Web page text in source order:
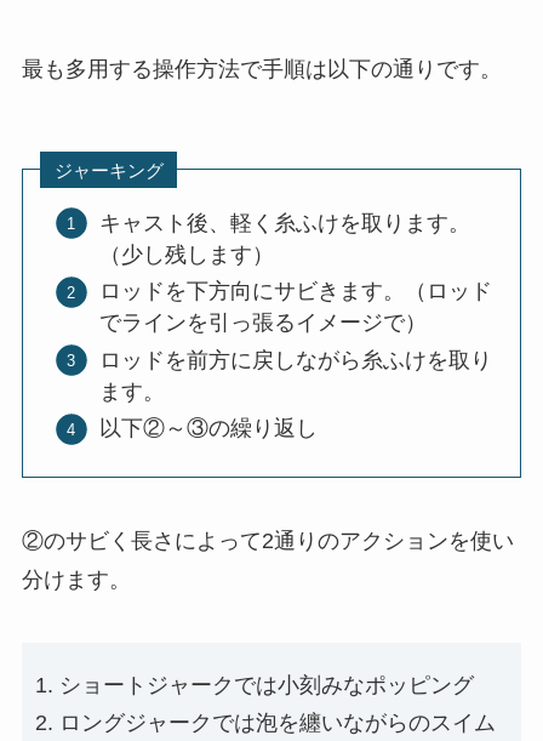
最も多用する操作方法で手順は以下の通りです。
ジャーキング
キャスト後、軽く糸ふけを取ります。
（少し残します）
ロッドを下方向にサビきます。（ロッド
でラインを引っ張るイメージで）
ロッドを前方に戻しながら糸ふけを取り
ます。
以下②～③の繰り返し
②のサビく長さによって2通りのアクションを使い
分けます。
ショートジャークでは小刻みなポッピング
ロングジャークでは泡を纏いながらのスイム